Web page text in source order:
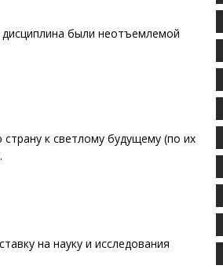
дисциплина были неотъемлемой
к светлому будущему (по их
на науку и исследования